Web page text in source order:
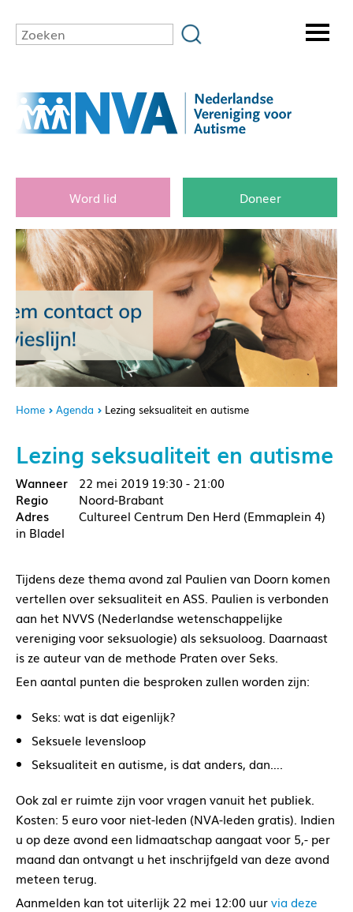
Word lid Doneer
Home Agenda Lezing seksualiteit en autisme
Lezing seksualiteit en autisme
22 mei 2019 19:30 - 21:00
Noord-Brabant
Cultureel Centrum Den Herd (Emmaplein 4)
in Bladel
Tijdens deze thema avond zal Paulien van Doorn komen
vertellen over seksualiteit en ASS. Paulien is verbonden
aan het NVVS (Nederlandse wetenschappelijke
vereniging voor seksuologie) als seksuoloog. Daarnaast
is ze auteur van de methode Praten over Seks.
Een aantal punten die besproken zullen worden zijn:
Seks: wat is dat eigenlijk?
Seksuele levensloop
Seksualiteit en autisme, is dat anders, dan….
Ook zal er ruimte zijn voor vragen vanuit het publiek.
Kosten: 5 euro voor niet-leden (NVA-leden gratis). Indien
u op deze avond een lidmaatschap aangaat voor 5,- per
maand dan ontvangt u het inschrijfgeld van deze avond
meteen terug.
Aanmelden kan tot uiterlijk 22 mei 12:00 uurvia deze